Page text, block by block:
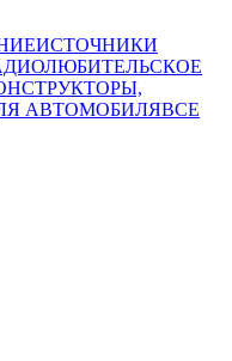
ИСТОЧНИКИ
АВТОМОБИЛЯВСЕ